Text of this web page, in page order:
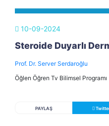
10-09-2024
Steroide Duyarlı
Prof. Dr. Server Serdaroğlu
Öğlen Öğren Tv Bilimsel Programı
PAYLAŞ